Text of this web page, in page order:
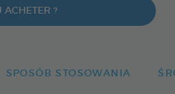
ACHETER ?
SPOSÓB STOSOWANIA